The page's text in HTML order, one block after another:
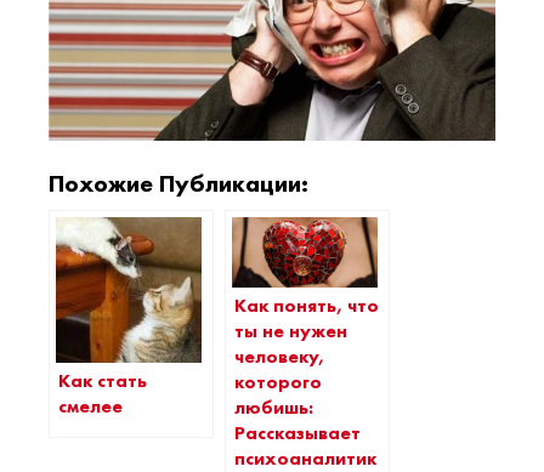
Похожие Публикации:
Как стать
смелее
Как понять, что
ты не нужен
человеку,
которого
любишь:
Рассказывает
психоаналитик